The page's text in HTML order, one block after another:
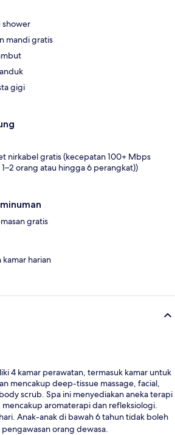
shower
mandi gratis
gigi
nirkabel gratis (kecepatan 100+ Mbps
orang atau hingga 6 perangkat))
gratis
kamar harian
4 kamar perawatan, termasuk kamar untuk
mencakup deep-tissue massage, facial,
scrub. Spa ini menyediakan aneka terapi
aromaterapi dan refleksiologi.
Anak-anak di bawah 6 tahun tidak boleh
pengawasan orang dewasa.